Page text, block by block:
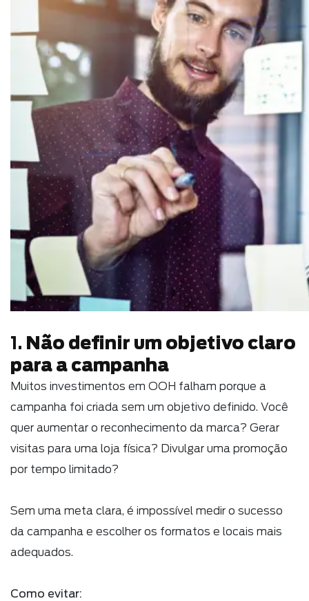
1. Não definir um objetivo claro
para a campanha
Muitos investimentos em OOH falham porque a
campanha foi criada sem um objetivo definido. Você
quer aumentar o reconhecimento da marca? Gerar
visitas para uma loja física? Divulgar uma promoção
por tempo limitado?
Sem uma meta clara, é impossível medir o sucesso
da campanha e escolher os formatos e locais mais
adequados.
Como evitar: